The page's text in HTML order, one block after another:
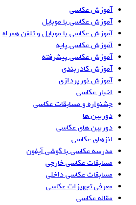
آموزش عکاسی
آموزش عکاسی با موبایل
آموزش عکاسی با موبایل و تلفن همراه
آموزش عکاسی پایه
آموزش عکاسی پیشرفته
آموزش کادربندی
آموزش نورپردازی
اخبار عکاسی
جشنواره و مسابقات عکاسی
دوربین ها
دوربین های عکاسی
لنزهای عکاسی
مدرسه عکاسی با گوشی آیفون
مسابقات عکاسی خارجی
مسابقات عکاسی داخلی
معرفی تجهیزات عکاسی
مقاله عکاسی